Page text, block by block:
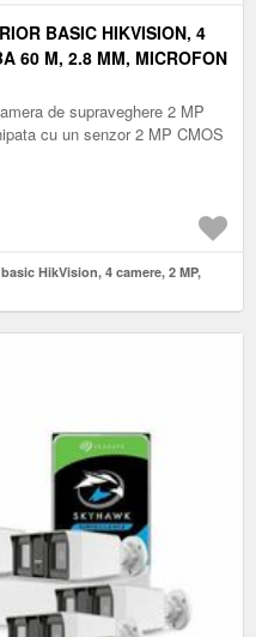
BASIC HIKVISION, 4
60 M, 2.8 MM, MICROFON
de supraveghere 2 MP
cu un senzor 2 MP CMOS
HikVision, 4 camere, 2 MP,